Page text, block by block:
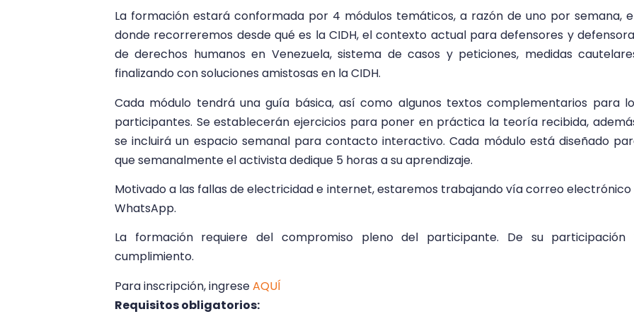
La formación estará conformada por 4 módulos temáticos, a razón de uno por semana,
donde recorreremos desde qué es la CIDH, el contexto actual para defensores y
de derechos humanos en Venezuela, sistema de casos y peticiones, medidas
finalizando con soluciones amistosas en la CIDH.
Cada módulo tendrá una guía básica, así como algunos textos complementarios para
participantes. Se establecerán ejercicios para poner en práctica la teoría recibida,
se incluirá un espacio semanal para contacto interactivo. Cada módulo está diseñado
que semanalmente el activista dedique 5 horas a su aprendizaje.
Motivado a las fallas de electricidad e internet, estaremos trabajando vía correo electrónico
WhatsApp.
La formación requiere del compromiso pleno del participante. De su participación
cumplimiento.
Para inscripción, ingreseAQUÍ
Requisitos obligatorios: